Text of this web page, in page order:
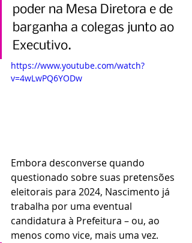
poder na Mesa Diretora e de
barganha a colegas junto ao
Executivo.
https://www.youtube.com/watch?
v=4wLwPQ6YODw
Embora desconverse quando
questionado sobre suas pretensões
eleitorais para 2024, Nascimento já
trabalha por uma eventual
candidatura à Prefeitura – ou, ao
menos como vice, mais uma vez.